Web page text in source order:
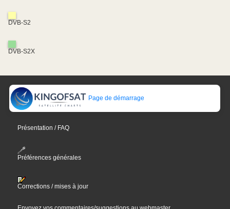
DVB-S2
DVB-S2X
Page de démarrage
Présentation / FAQ
Préférences générales
Corrections / mises à jour